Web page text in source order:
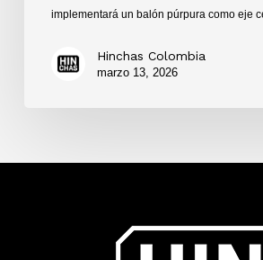
implementará un balón púrpura como eje
Hinchas Colombia
marzo 13, 2026